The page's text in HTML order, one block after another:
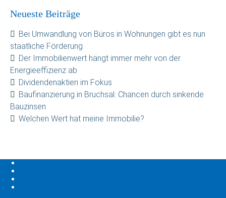
Neueste Beiträge
Bei Umwandlung von Büros in Wohnungen gibt es nun
staatliche Förderung
Der Immobilienwert hängt immer mehr von der
Energieeffizienz ab
Dividendenaktien im Fokus
Baufinanzierung in Bruchsal: Chancen durch sinkende
Bauzinsen
Welchen Wert hat meine Immobilie?